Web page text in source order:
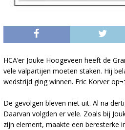
HCA’er Jouke Hoogeveen heeft de
vele valpartijen moeten staken. Hij
wedstrijd ging winnen. Eric Korver
De gevolgen bleven niet uit. Al na
Daarvan volgden er vele. Zoals bij
zijn element, maakte een beresterke